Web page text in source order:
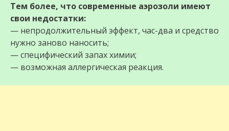
Тем более, что современные аэрозоли имеют
свои недостатки:
— непродолжительный эффект, час-два и средство
нужно заново наносить;
— специфический запах химии;
— возможная аллергическая реакция.